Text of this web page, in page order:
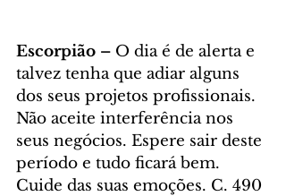
Escorpião – O dia é de alerta e
talvez tenha que adiar alguns
dos seus projetos profissionais.
Não aceite interferência nos
seus negócios. Espere sair deste
período e tudo ficará bem.
Cuide das suas emoções. C. 490